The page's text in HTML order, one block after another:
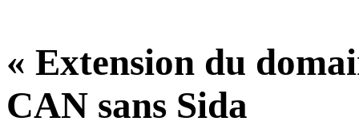
« Extension du
CAN sans Sida